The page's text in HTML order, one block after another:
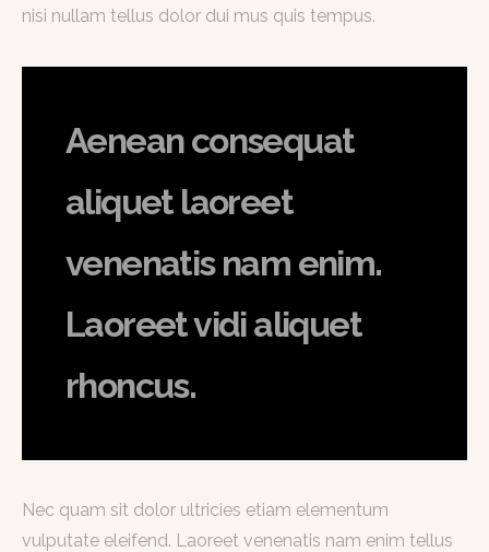
nisi nullam tellus dolor dui mus quis tempus.
Aenean consequat
aliquet laoreet
venenatis nam enim.
Laoreet vidi aliquet
rhoncus.
Nec quam sit dolor ultricies etiam elementum
vulputate eleifend. Laoreet venenatis nam enim tellus